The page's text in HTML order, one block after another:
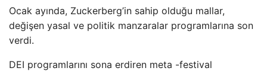
Ocak ayında, Zuckerberg’in sahip olduğu mallar,
değişen yasal ve politik manzaralar programlarına son
verdi.
DEI programlarını sona erdiren meta -festival